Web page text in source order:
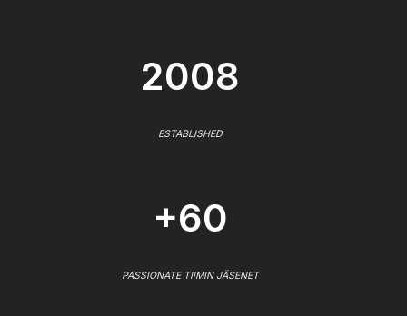
2008
ESTABLISHED
+60
PASSIONATE TIIMIN JÄSENET